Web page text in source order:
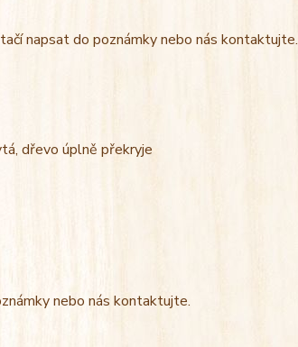
napsat do poznámky nebo nás kontaktujte.
dřevo úplně překryje
nebo nás kontaktujte.